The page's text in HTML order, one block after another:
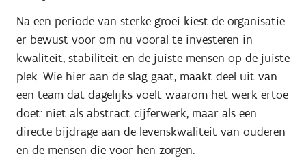
Na een periode van sterke groei kiest de organisatie
er bewust voor om nu vooral te investeren in
kwaliteit, stabiliteit en de juiste mensen op de juiste
plek. Wie hier aan de slag gaat, maakt deel uit van
een team dat dagelijks voelt waarom het werk ertoe
doet: niet als abstract cijferwerk, maar als een
directe bijdrage aan de levenskwaliteit van ouderen
en de mensen die voor hen zorgen.